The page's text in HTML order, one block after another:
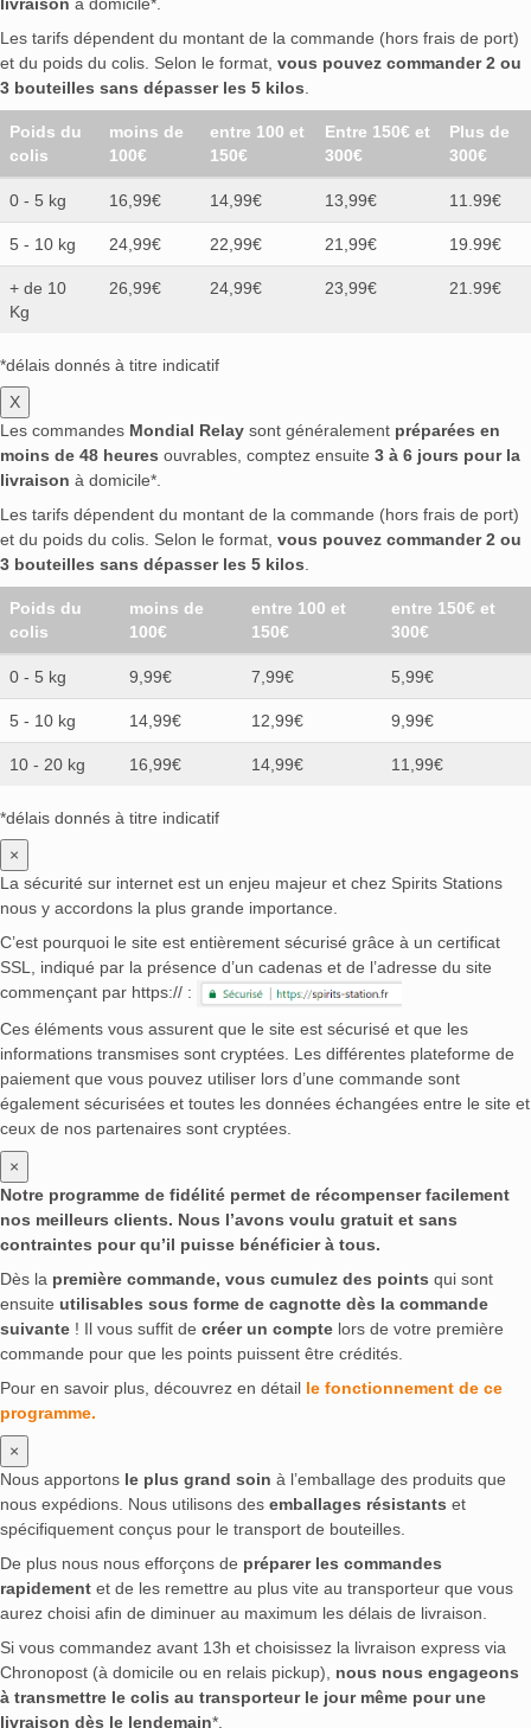
livraison à domicile*.
Les tarifs dépendent du montant de la commande (hors frais de port)
et du poids du colis. Selon le format, vous pouvez commander 2 ou
3 bouteilles sans dépasser les 5 kilos.
Poids du
colis
moins de
100€
entre 100 et
150€
Entre 150€ et
300€
Plus de
300€
0 - 5 kg 16,99€ 14,99€ 13,99€ 11.99€
5 - 10 kg 24,99€ 22,99€ 21,99€ 19.99€
+ de 10
Kg
26,99€ 24,99€ 23,99€ 21.99€
*délais donnés à titre indicatif
X
Les commandes Mondial Relay sont généralement préparées en
moins de 48 heures ouvrables, comptez ensuite 3 à 6 jours pour la
livraison à domicile*.
Les tarifs dépendent du montant de la commande (hors frais de port)
et du poids du colis. Selon le format, vous pouvez commander 2 ou
3 bouteilles sans dépasser les 5 kilos.
Poids du
colis
moins de
100€
entre 100 et
150€
entre 150€ et
300€
0 - 5 kg 9,99€ 7,99€ 5,99€
5 - 10 kg 14,99€ 12,99€ 9,99€
10 - 20 kg 16,99€ 14,99€ 11,99€
*délais donnés à titre indicatif
×
La sécurité sur internet est un enjeu majeur et chez Spirits Stations
nous y accordons la plus grande importance.
C’est pourquoi le site est entièrement sécurisé grâce à un certificat
SSL, indiqué par la présence d’un cadenas et de l’adresse du site
commençant par https:// :
Ces éléments vous assurent que le site est sécurisé et que les
informations transmises sont cryptées. Les différentes plateforme de
paiement que vous pouvez utiliser lors d’une commande sont
également sécurisées et toutes les données échangées entre le site et
ceux de nos partenaires sont cryptées.
×
Notre programme de fidélité permet de récompenser facilement
nos meilleurs clients. Nous l’avons voulu gratuit et sans
contraintes pour qu’il puisse bénéficier à tous.
Dès la première commande, vous cumulez des points qui sont
ensuite utilisables sous forme de cagnotte dès la commande
suivante ! Il vous suffit de créer un compte lors de votre première
commande pour que les points puissent être crédités.
Pour en savoir plus, découvrez en détail le fonctionnement de ce
programme.
×
Nous apportons le plus grand soin à l’emballage des produits que
nous expédions. Nous utilisons des emballages résistants et
spécifiquement conçus pour le transport de bouteilles.
De plus nous nous efforçons de préparer les commandes
rapidement et de les remettre au plus vite au transporteur que vous
aurez choisi afin de diminuer au maximum les délais de livraison.
Si vous commandez avant 13h et choisissez la livraison express via
Chronopost (à domicile ou en relais pickup), nous nous engageons
à transmettre le colis au transporteur le jour même pour une
livraison dès le lendemain*.